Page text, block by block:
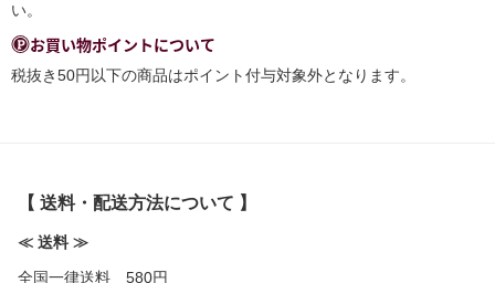
い。
お買い物ポイントについて
税抜き50円以下の商品はポイント付与対象外となります。
【 送料・配送方法について 】
≪ 送料 ≫
全国一律送料 580円